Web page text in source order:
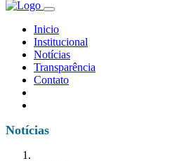
Inicio
Institucional
Notícias
Transparência
Contato
Notícias